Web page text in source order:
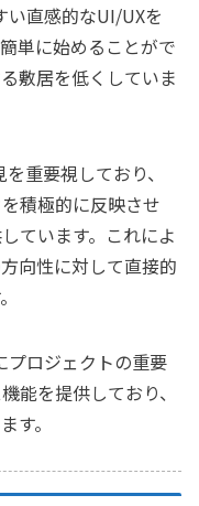
い直感的なUI/UXを
単に始めることがで
敷居を低くしていま
重要視しており、
積極的に反映させ
ています。これによ
向性に対して直接的
プロジェクトの重要
能を提供しており、
す。